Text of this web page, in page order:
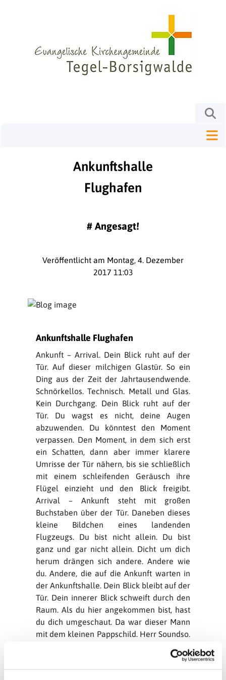
Ankunftshalle
Flughafen
# Angesagt!
Veröffentlicht am Montag, 4. Dezember
2017 11:03
Ankunftshalle Flughafen
Ankunft – Arrival. Dein Blick ruht auf der
Tür. Auf dieser milchigen Glastür. So ein
Ding aus der Zeit der Jahrtausendwende.
Schnörkellos. Technisch. Metall und Glas.
Kein Durchgang. Dein Blick ruht auf der
Tür. Du wagst es nicht, deine Augen
abzuwenden. Du könntest den Moment
verpassen. Den Moment, in dem sich erst
ein Schatten, dann aber immer klarere
Umrisse der Tür nähern, bis sie schließlich
mit einem schleifenden Geräusch ihre
Flügel einzieht und den Blick freigibt.
Arrival – Ankunft steht mit großen
Buchstaben über der Tür. Daneben dieses
kleine Bildchen eines landenden
Flugzeugs. Du bist nicht allein. Du bist
ganz und gar nicht allein. Dicht um dich
herum drängen sich andere. Andere wie
du. Andere, die auf die Ankunft warten in
der Ankunftshalle. Dein Blick bleibt auf der
Tür. Dein innerer Blick schweift durch den
Raum. Als du hier angekommen bist, hast
du dich umgeschaut. Da war dieser Mann
mit dem kleinen Pappschild. Herr Soundso.
Mann mit einer Blume in der Hand. Dein
Blick ruht auf der Tür.